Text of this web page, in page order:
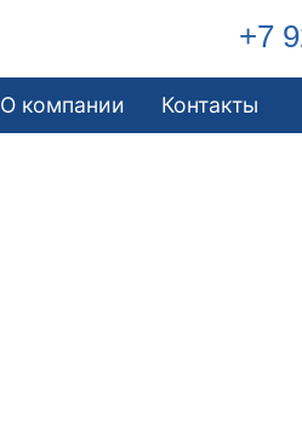
+7
О компании Контакты